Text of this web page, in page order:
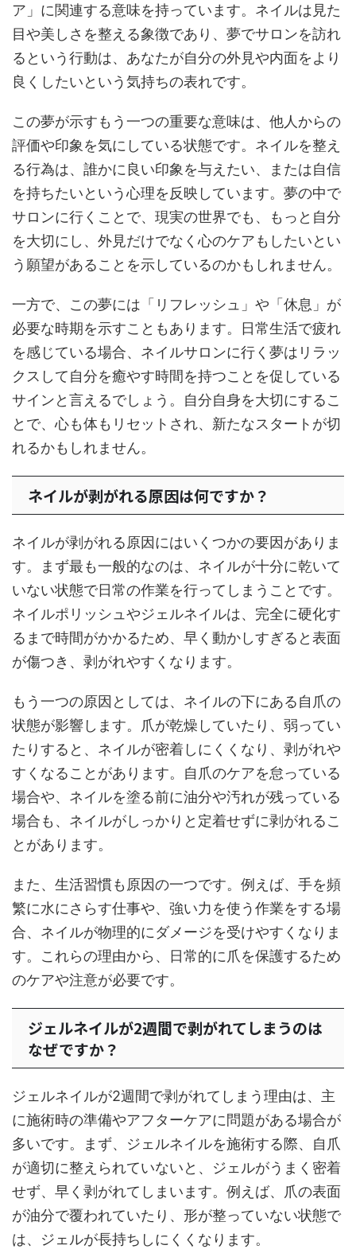
ア」に関連する意味を持っています。ネイルは見た
目や美しさを整える象徴であり、夢でサロンを訪れ
るという行動は、あなたが自分の外見や内面をより
良くしたいという気持ちの表れです。
この夢が示すもう一つの重要な意味は、他人からの
評価や印象を気にしている状態です。ネイルを整え
る行為は、誰かに良い印象を与えたい、または自信
を持ちたいという心理を反映しています。夢の中で
サロンに行くことで、現実の世界でも、もっと自分
を大切にし、外見だけでなく心のケアもしたいとい
う願望があることを示しているのかもしれません。
一方で、この夢には「リフレッシュ」や「休息」が
必要な時期を示すこともあります。日常生活で疲れ
を感じている場合、ネイルサロンに行く夢はリラッ
クスして自分を癒やす時間を持つことを促している
サインと言えるでしょう。自分自身を大切にするこ
とで、心も体もリセットされ、新たなスタートが切
れるかもしれません。
ネイルが剥がれる原因は何ですか？
ネイルが剥がれる原因にはいくつかの要因がありま
す。まず最も一般的なのは、ネイルが十分に乾いて
いない状態で日常の作業を行ってしまうことです。
ネイルポリッシュやジェルネイルは、完全に硬化す
るまで時間がかかるため、早く動かしすぎると表面
が傷つき、剥がれやすくなります。
もう一つの原因としては、ネイルの下にある自爪の
状態が影響します。爪が乾燥していたり、弱ってい
たりすると、ネイルが密着しにくくなり、剥がれや
すくなることがあります。自爪のケアを怠っている
場合や、ネイルを塗る前に油分や汚れが残っている
場合も、ネイルがしっかりと定着せずに剥がれるこ
とがあります。
また、生活習慣も原因の一つです。例えば、手を頻
繁に水にさらす仕事や、強い力を使う作業をする場
合、ネイルが物理的にダメージを受けやすくなりま
す。これらの理由から、日常的に爪を保護するため
のケアや注意が必要です。
ジェルネイルが2週間で剥がれてしまうのは
なぜですか？
ジェルネイルが2週間で剥がれてしまう理由は、主
に施術時の準備やアフターケアに問題がある場合が
多いです。まず、ジェルネイルを施術する際、自爪
が適切に整えられていないと、ジェルがうまく密着
せず、早く剥がれてしまいます。例えば、爪の表面
が油分で覆われていたり、形が整っていない状態で
は、ジェルが長持ちしにくくなります。